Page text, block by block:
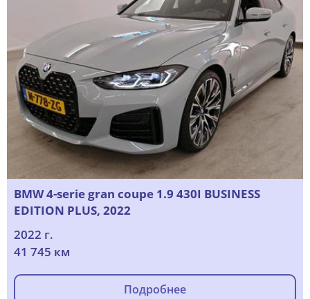
BMW 4-serie gran coupe 1.9 430I BUSINESS
EDITION PLUS, 2022
2022 г.
41 745 км
Подробнее